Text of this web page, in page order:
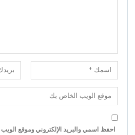
احفظ اسمي والبريد الإلكتروني وموقع